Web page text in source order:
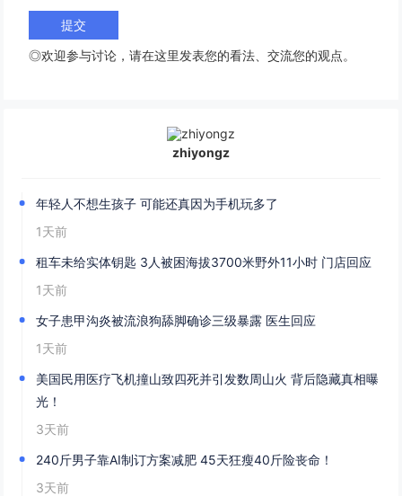
◎欢迎参与讨论，请在这里发表您的看法、交流您的观点。
zhiyongz
年轻人不想生孩子 可能还真因为手机玩多了
1天前
租车未给实体钥匙 3人被困海拔3700米野外11小时 门店回应
1天前
女子患甲沟炎被流浪狗舔脚确诊三级暴露 医生回应
1天前
美国民用医疗飞机撞山致四死并引发数周山火 背后隐藏真相曝
光！
3天前
240斤男子靠AI制订方案减肥 45天狂瘦40斤险丧命！
3天前